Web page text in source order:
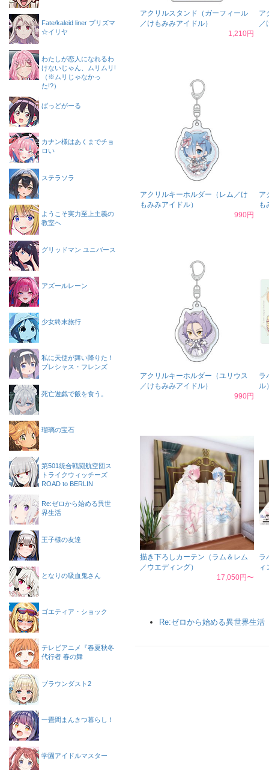
アクリルスタンド（ガーフィール
／けもみみアイドル）
1,210円
ア
／
アクリルキーホルダー（レム／け
もみみアイドル）
990円
ア
も
アクリルキーホルダー（ユリウス
／けもみみアイドル）
990円
ラ
ル
描き下ろしカーテン（ラム＆レム
／ウエディング）
17,050円〜
ラ
ィ
Re:ゼロから始める異世界生活
Fate/kaleid liner プリズマ
☆イリヤ
わたしが恋人になれるわ
けないじゃん、ムリムリ!
（※ムリじゃなかっ
た!?）
ばっどがーる
カナン様はあくまでチョ
ロい
ステラソラ
ようこそ実力至上主義の
教室へ
グリッドマン ユニバース
アズールレーン
少女終末旅行
私に天使が舞い降りた！
プレシャス・フレンズ
死亡遊戯で飯を食う。
瑠璃の宝石
第501統合戦闘航空団ス
トライクウィッチーズ
ROAD to BERLIN
Re:ゼロから始める異世
界生活
王子様の友達
となりの吸血鬼さん
ゴエティア・ショック
テレビアニメ『春夏秋冬
代行者 春の舞
ブラウンダスト2
一畳間まんきつ暮らし！
学園アイドルマスター